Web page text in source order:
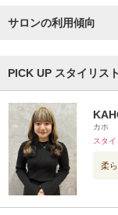
サロンの利用傾向
PICK UP スタイリスト
カホ
スタイ
柔